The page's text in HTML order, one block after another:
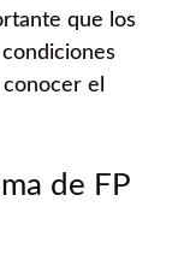
que los
el
de FP